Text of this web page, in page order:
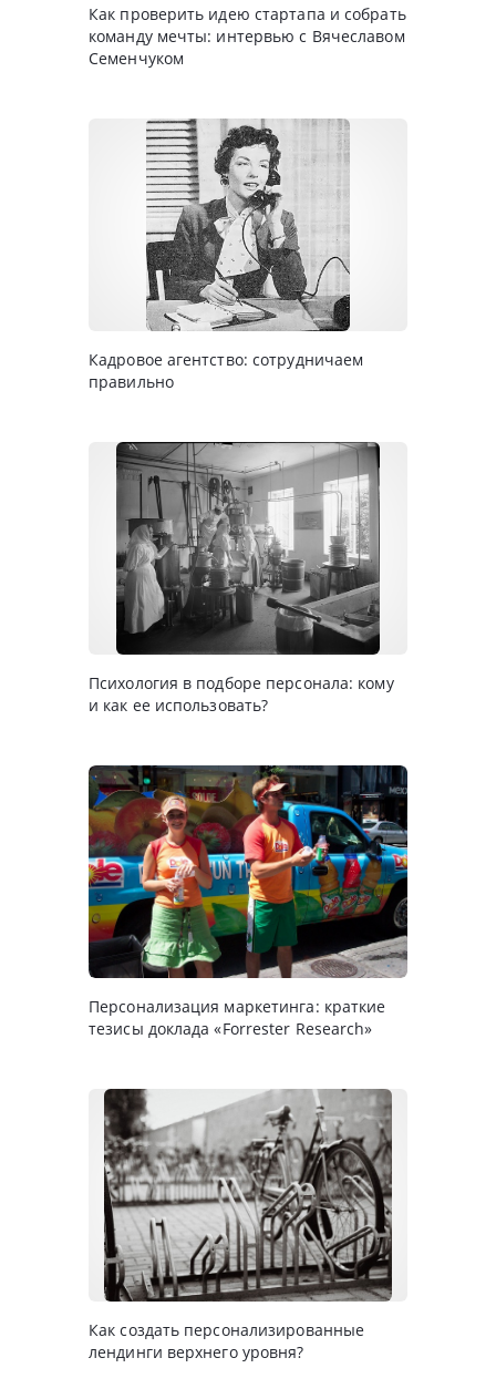
Как проверить идею стартапа и собрать
команду мечты: интервью с Вячеславом
Семенчуком
Кадровое агентство: сотрудничаем
правильно
Психология в подборе персонала: кому
и как ее использовать?
Персонализация маркетинга: краткие
тезисы доклада «Forrester Research»
Как создать персонализированные
лендинги верхнего уровня?